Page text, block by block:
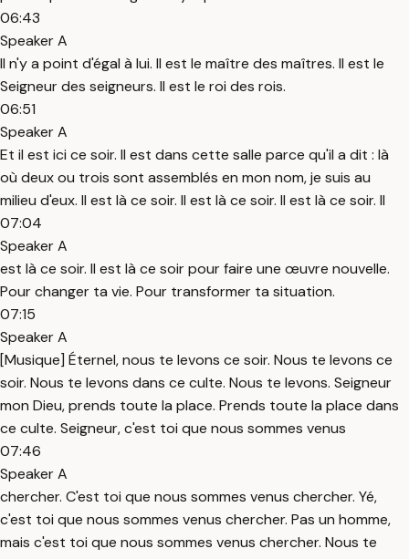
06:43
Speaker A
Il n'y a point d'égal à lui. Il est le maître des maîtres. Il est le
Seigneur des seigneurs. Il est le roi des rois.
06:51
Speaker A
Et il est ici ce soir. Il est dans cette salle parce qu'il a dit : là
où deux ou trois sont assemblés en mon nom, je suis au
milieu d'eux. Il est là ce soir. Il est là ce soir. Il est là ce soir. Il
07:04
Speaker A
est là ce soir. Il est là ce soir pour faire une œuvre nouvelle.
Pour changer ta vie. Pour transformer ta situation.
07:15
Speaker A
[Musique] Éternel, nous te levons ce soir. Nous te levons ce
soir. Nous te levons dans ce culte. Nous te levons. Seigneur
mon Dieu, prends toute la place. Prends toute la place dans
ce culte. Seigneur, c'est toi que nous sommes venus
07:46
Speaker A
chercher. C'est toi que nous sommes venus chercher. Yé,
c'est toi que nous sommes venus chercher. Pas un homme,
mais c'est toi que nous sommes venus chercher. Nous te